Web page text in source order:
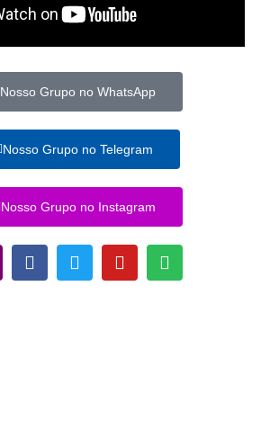
Nosso Grupo no WhatsApp
Nosso Grupo no Telegram
Nosso Grupo no Instagram